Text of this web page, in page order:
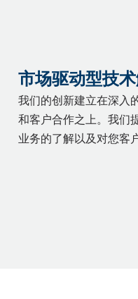
市场驱动型技
我们的创新建立在深入
和客户合作之上。我们
业务的了解以及对您客